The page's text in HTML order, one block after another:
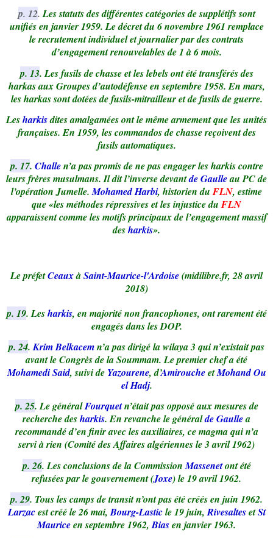
p. 12.Les statuts des différentes catégories de supplétifs sont
unifiés en janvier 1959. Le décret du 6 novembre 1961 remplace
le recrutement individuel et journalier par des contrats
d’engagement renouvelables de 1 à 6 mois.
p. 13. Les fusils de chasse et les lebels ont été transférés des
harkas aux Groupes d’autodéfense en septembre 1958. En mars,
les harkas sont dotées de fusils-mitrailleur et de fusils de guerre.
Lesharkisdites amalgamées ont le même armement que les unités
françaises. En 1959, les commandos de chasse reçoivent des
fusils automatiques.
p. 17. Challen’a pas promis de ne pas engager les harkis contre
leurs frères musulmans. Il dit l’inverse devantde Gaulleau PC de
l’opération Jumelle.Mohamed Harbi, historien duFLN, estime
que «les méthodes répressives et les injustice duFLN
apparaissent comme les motifs principaux de l’engagement massif
desharkis».
Le préfetCeauxàSaint-Maurice-l'Ardoise(midilibre.fr, 28 avril
2018)
p. 19. Lesharkis, en majorité non francophones, ont rarement été
engagés dans les DOP.
p. 24.Krim Belkacemn’a pas dirigé la wilaya 3 qui n’existait pas
avant le Congrès de la Soummam. Le premier chef a été
Mohamedi Said, suivi de Yazourene, d’AmiroucheetMohand Ou
el Hadj.
p. 25. Le généralFourquetn’était pas opposé aux mesures de
recherche desharkis. En revanche le généralde Gaullea
recommandé d’en finir avec les auxiliaires, ce magma qui n’a
servi à rien (Comité des Affaires algériennes le 3 avril 1962)
p. 26. Les conclusions de la CommissionMassenetont été
refusées par le gouvernement (Joxe) le 19 avril 1962.
p. 29. Tous les camps de transit n’ont pas été créés en juin 1962.
Larzacest créé le 26 mai,Bourg-Lasticle 19 juin,RivesaltesetSt
Mauriceen septembre 1962,Biasen janvier 1963.